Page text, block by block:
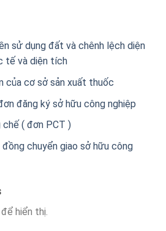
sử dụng đất và chênh lệch diện
tế và diện tích
của cơ sở sản xuất thuốc
đăng ký sở hữu công nghiệp
( đơn PCT )
chuyển giao sở hữu công
hiển thị.